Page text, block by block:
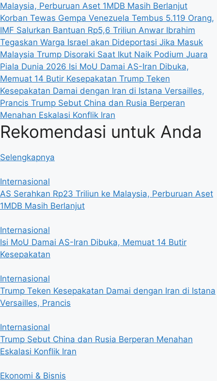
Malaysia, Perburuan Aset 1MDB Masih Berlanjut
Korban Tewas Gempa Venezuela Tembus 5.119 Orang,
IMF Salurkan Bantuan Rp5,6 Triliun Anwar Ibrahim
Tegaskan Warga Israel akan Dideportasi Jika Masuk
Malaysia Trump Disoraki Saat Ikut Naik Podium Juara
Piala Dunia 2026 Isi MoU Damai AS-Iran Dibuka,
Memuat 14 Butir Kesepakatan Trump Teken
Kesepakatan Damai dengan Iran di Istana Versailles,
Prancis Trump Sebut China dan Rusia Berperan
Menahan Eskalasi Konflik Iran
Rekomendasi untuk Anda
Selengkapnya
Internasional
AS Serahkan Rp23 Triliun ke Malaysia, Perburuan Aset
1MDB Masih Berlanjut
Internasional
Isi MoU Damai AS-Iran Dibuka, Memuat 14 Butir
Kesepakatan
Internasional
Trump Teken Kesepakatan Damai dengan Iran di Istana
Versailles, Prancis
Internasional
Trump Sebut China dan Rusia Berperan Menahan
Eskalasi Konflik Iran
Ekonomi & Bisnis